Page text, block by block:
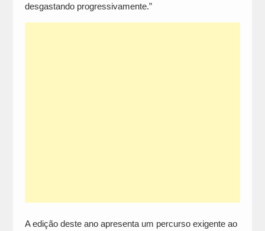
desgastando progressivamente.”
A edição deste ano apresenta um percurso exigente ao